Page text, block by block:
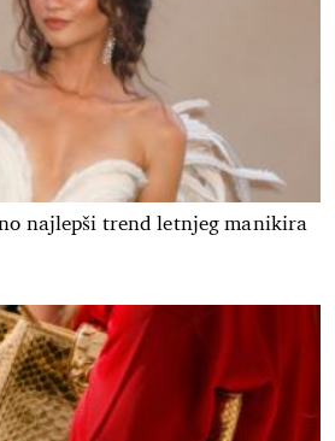
najlepši trend letnjeg manikira